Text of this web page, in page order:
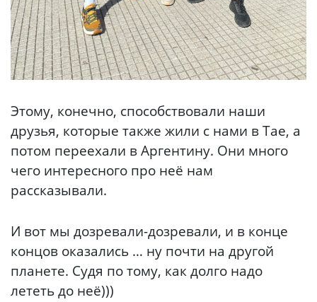
Этому, конечно, способствовали наши
друзья, которые также жили с нами в Тае, а
потом переехали в Аргентину. Они много
чего интересного про неё нам
рассказывали.
И вот мы дозревали-дозревали, и в конце
концов оказались … ну почти на другой
планете. Судя по тому, как долго надо
лететь до неё)))